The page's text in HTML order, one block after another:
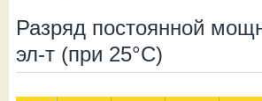
Разряд постоянной
эл-т (при 25°С)